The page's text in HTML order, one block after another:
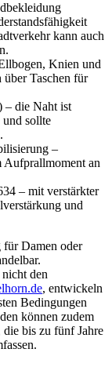
kann auch
Knien und
Taschen für
– die Naht ist
und sollte
–
Aufprallmoment an
– mit verstärkter
und
Damen oder
den
, entwickeln
Bedingungen
können zudem
bis zu fünf Jahre